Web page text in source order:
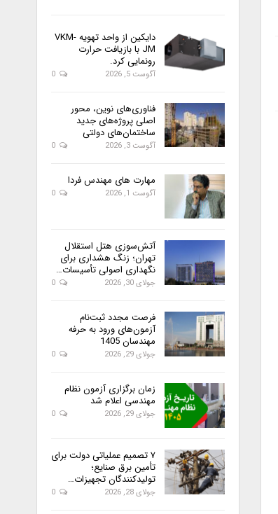
دایکین از واحد تهویه VKM-
JM با بازیافت حرارت
رونمایی کرد.
آگوست 5, 2026
فناوری‌های نوین، محور
اصلی پروژه‌های جدید
ساختمان‌های دولتی
آگوست 3, 2026
مهارت های مهندس فردا
آگوست 1, 2026
آتش‌سوزی هتل استقلال
تهران؛ زنگ هشداری برای
نگهداری اصولی تأسیسات…
جولای 30, 2026
فرصت مجدد ثبت‌نام
آزمون‌های ورود به حرفه
مهندسان 1405
جولای 29, 2026
زمان برگزاری آزمون نظام
مهندسی اعلام شد
جولای 29, 2026
۷ تصمیم عملیاتی دولت برای
تأمین برق صنایع؛
تولیدکنندگان تجهیزات…
جولای 28, 2026